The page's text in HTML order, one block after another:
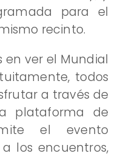
para el
recinto.
en ver el Mundial
todos
a través de
plataforma de
el evento
los encuentros,